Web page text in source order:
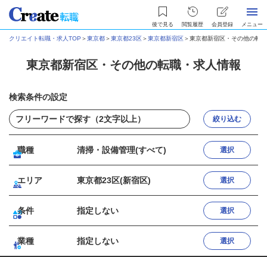
後で見る 閲覧履歴 会員登録 メニュー
クリエイト転職・求人TOP ＞東京都＞東京都23区＞東京都新宿区＞東京都新宿区・その他の転
東京都新宿区・その他の転職・求人情報
検索条件の設定
絞り込む
職種 清掃・設備管理(すべて) 選択
エリア 東京都23区(新宿区) 選択
条件 指定しない 選択
業種 指定しない 選択